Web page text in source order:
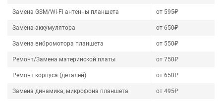
Замена GSM/Wi-Fi антенны планшета от 595₽
Замена аккумулятора от 650₽
Замена вибромотора планшета от 550₽
Ремонт/Замена материнской платы от 750₽
Ремонт корпуса (деталей) от 650₽
Замена динамика, микрофона планшета от 495₽